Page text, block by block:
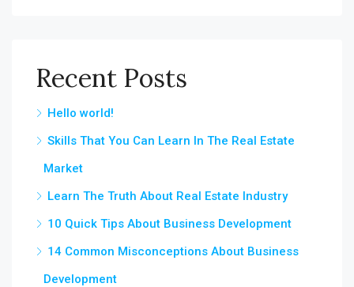
Recent Posts
Hello world!
Skills That You Can Learn In The Real Estate
Market
Learn The Truth About Real Estate Industry
10 Quick Tips About Business Development
14 Common Misconceptions About Business
Development